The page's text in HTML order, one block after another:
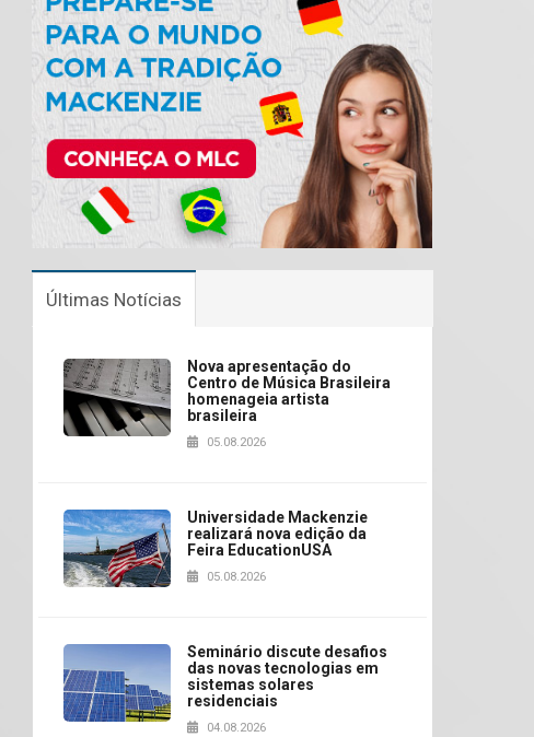
Últimas Notícias
Nova apresentação do
Centro de Música Brasileira
homenageia artista
brasileira
05.08.2026
Universidade Mackenzie
realizará nova edição da
Feira EducationUSA
05.08.2026
Seminário discute desafios
das novas tecnologias em
sistemas solares
residenciais
04.08.2026